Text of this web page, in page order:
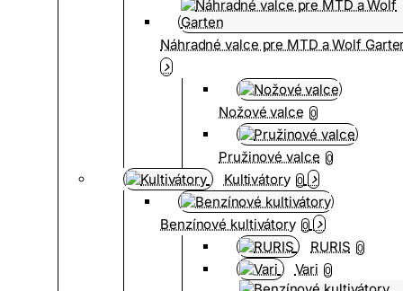
Náhradné valce pre MTD a Wolf
Nožové valce 0
Pružinové valce 0
Kultivátory 0
Benzínové kultivátory 0
RURIS 0
Vari 0